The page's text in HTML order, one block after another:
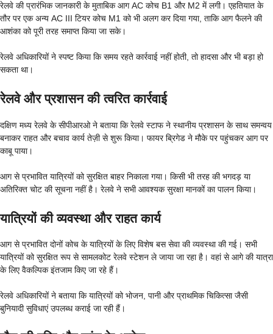
रेलवे की प्रारंभिक जानकारी के मुताबिक आग AC कोच B1 और M2 में लगी। एहतियात के
तौर पर एक अन्य AC III टियर कोच M1 को भी अलग कर दिया गया, ताकि आग फैलने की
आशंका को पूरी तरह समाप्त किया जा सके।
रेलवे अधिकारियों ने स्पष्ट किया कि समय रहते कार्रवाई नहीं होती, तो हादसा और भी बड़ा हो
सकता था।
रेलवे और प्रशासन की त्वरित कार्रवाई
दक्षिण मध्य रेलवे के सीपीआरओ ने बताया कि रेलवे स्टाफ ने स्थानीय प्रशासन के साथ समन्वय
बनाकर राहत और बचाव कार्य तेज़ी से शुरू किया। फायर ब्रिगेड ने मौके पर पहुंचकर आग पर
काबू पाया।
आग से प्रभावित यात्रियों को सुरक्षित बाहर निकाला गया। किसी भी तरह की भगदड़ या
अतिरिक्त चोट की सूचना नहीं है। रेलवे ने सभी आवश्यक सुरक्षा मानकों का पालन किया।
यात्रियों की व्यवस्था और राहत कार्य
आग से प्रभावित दोनों कोच के यात्रियों के लिए विशेष बस सेवा की व्यवस्था की गई। सभी
यात्रियों को सुरक्षित रूप से सामलकोट रेलवे स्टेशन ले जाया जा रहा है। वहां से आगे की यात्रा
के लिए वैकल्पिक इंतजाम किए जा रहे हैं।
रेलवे अधिकारियों ने बताया कि यात्रियों को भोजन, पानी और प्राथमिक चिकित्सा जैसी
बुनियादी सुविधाएं उपलब्ध कराई जा रही हैं।